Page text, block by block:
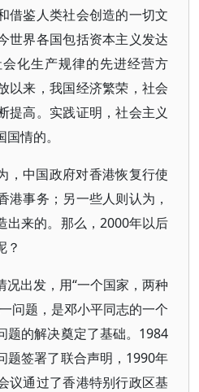
借鉴人类社会创造的一切文
世界各国包括资本主义发达
化生产规律的先进经营方
以来，我国经济繁荣，社会
提高。实践证明，社会主义
情的。
，中国政府对香港恢复行使
港事务；另一些人则认为，
出来的。那么，2000年以后
？
况出发，用“一个国家，两种
问题，是邓小平同志的一个
题的解决奠定了基础。1984
题签署了联合声明，1990年
议通过了香港特别行政区基